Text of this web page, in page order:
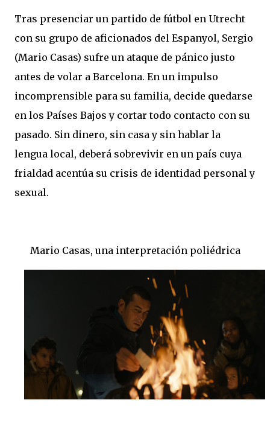
Tras presenciar un partido de fútbol en Utrecht
con su grupo de aficionados del Espanyol, Sergio
(Mario Casas) sufre un ataque de pánico justo
antes de volar a Barcelona. En un impulso
incomprensible para su familia, decide quedarse
en los Países Bajos y cortar todo contacto con su
pasado. Sin dinero, sin casa y sin hablar la
lengua local, deberá sobrevivir en un país cuya
frialdad acentúa su crisis de identidad personal y
sexual.
Mario Casas, una interpretación poliédrica